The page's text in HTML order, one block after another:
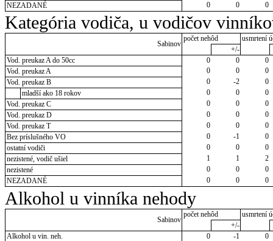
NEZADANÉ
0 0 0
Kategória vodiča, u vodičov
Sabinov
počet nehôd
usmrtení
+/-
Vod. preukaz A do 50cc
0 0
0
Vod. preukaz A
0 0
0
Vod. preukaz B
0 -2
0
mladší ako 18 rokov
0 0
0
Vod. preukaz C
0 0
0
Vod. preukaz D
0 0
0
Vod. preukaz T
0 0
0
Bez príslušného VO
0 -1
0
ostatní vodiči
0 0
0
nezistené, vodič ušiel
1 1
2
nezistené
0 0
0
NEZADANÉ
0 0 0
Alkohol u vinníka nehody
Sabinov
počet nehôd
usmrtení
+/-
Alkohol u vin. neh.
0 -1
0